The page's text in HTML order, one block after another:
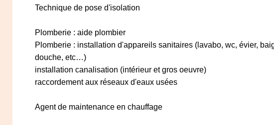
Technique de pose d'isolation
Plomberie : aide plombier
Plomberie : installation d'appareils sanitaires (lavabo, wc, évier,
douche, etc…)
installation canalisation (intérieur et gros oeuvre)
raccordement aux réseaux d'eaux usées
Agent de maintenance en chauffage